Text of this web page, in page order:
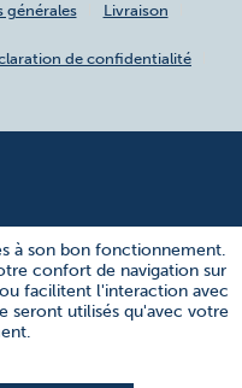
générales Livraison
de confidentialité
à son bon fonctionnement.
confort de navigation sur
facilitent l'interaction avec
seront utilisés qu'avec votre